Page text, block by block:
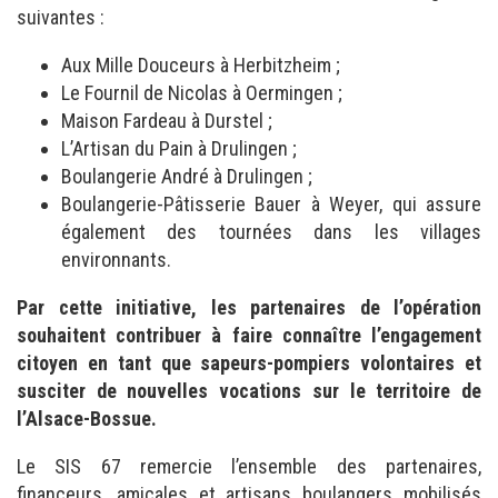
suivantes :
Aux Mille Douceurs à Herbitzheim ;
Le Fournil de Nicolas à Oermingen ;
Maison Fardeau à Durstel ;
L’Artisan du Pain à Drulingen ;
Boulangerie André à Drulingen ;
Boulangerie-Pâtisserie Bauer à Weyer, qui assure
également des tournées dans les villages
environnants.
Par cette initiative, les partenaires de l’opération
souhaitent contribuer à faire connaître l’engagement
citoyen en tant que sapeurs-pompiers volontaires et
susciter de nouvelles vocations sur le territoire de
l’Alsace-Bossue.
Le SIS 67 remercie l’ensemble des partenaires,